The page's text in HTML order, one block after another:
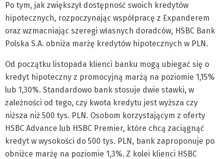
Po tym, jak zwiększył dostępność swoich kredytów
hipotecznych, rozpoczynając współpracę z Expanderem
oraz wzmacniając szeregi własnych doradców, HSBC Bank
Polska S.A. obniża marżę kredytów hipotecznych w PLN.
Od początku listopada klienci banku mogą ubiegać się o
kredyt hipoteczny z promocyjną marżą na poziomie 1,15%
lub 1,30%. Standardowo bank stosuje dwie stawki, w
zależności od tego, czy kwota kredytu jest wyższa czy
niższa niż 500 tys. PLN. Osobom korzystającym z oferty
HSBC Advance lub HSBC Premier, które chcą zaciągnąć
kredyt w wysokości do 500 tys. PLN, bank zaproponuje po
obniżce marżę na poziomie 1,3%. Z kolei klienci HSBC